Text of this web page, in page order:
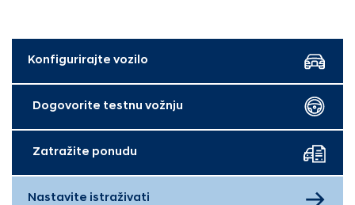
Konfigurirajte vozilo
Dogovorite testnu vožnju
Zatražite ponudu
Nastavite istraživati